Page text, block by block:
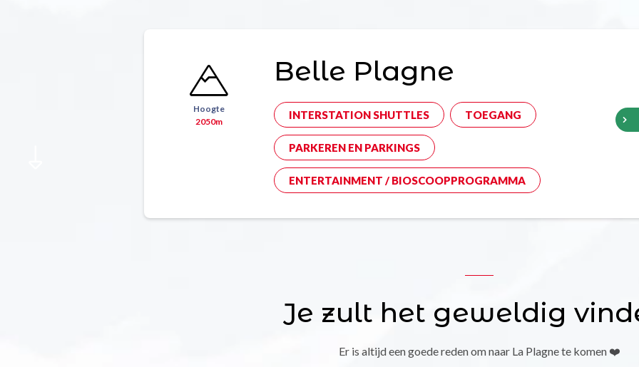
Hoogte
2050m
Belle Plagne
INTERSTATION SHUTTLES TOEGANG
PARKEREN EN PARKINGS
ENTERTAINMENT / BIOSCOOPPROGRAMMA
Je zult het geweldig
Er is altijd een goede reden om naar La Plagne te komen ❤️